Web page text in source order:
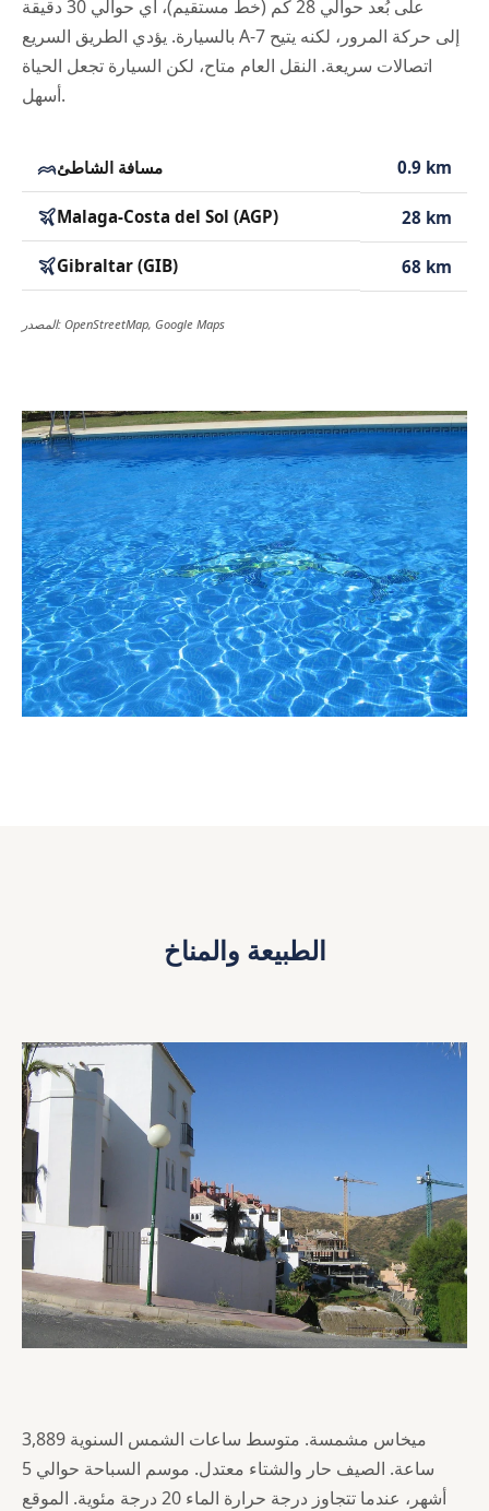
على بُعد حوالي 28 كم (خط مستقيم)، أي حوالي 30 دقيقة
بالسيارة. يؤدي الطريق السريع A-7 إلى حركة المرور، لكنه يتيح
اتصالات سريعة. النقل العام متاح، لكن السيارة تجعل الحياة
أسهل.
مسافة الشاطئ 0.9 km
Malaga-Costa del Sol (AGP) 28 km
Gibraltar (GIB) 68 km
المصدر: OpenStreetMap, Google Maps
الطبيعة والمناخ
ميخاس مشمسة. متوسط ساعات الشمس السنوية 3,889
ساعة. الصيف حار والشتاء معتدل. موسم السباحة حوالي 5
أشهر، عندما تتجاوز درجة حرارة الماء 20 درجة مئوية. الموقع